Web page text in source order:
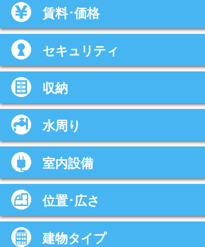
賃料･価格
セキュリティ
収納
水周り
室内設備
位置･広さ
建物タイプ